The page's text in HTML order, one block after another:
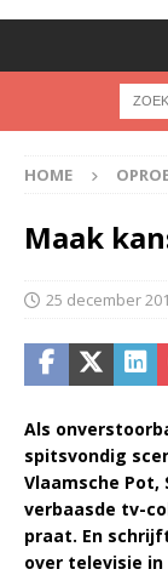
HOME
Maak
25 december
Als
spitsvondig
Vlaamsche Pot,
verbaasde tv-
praat. En
over televisie in